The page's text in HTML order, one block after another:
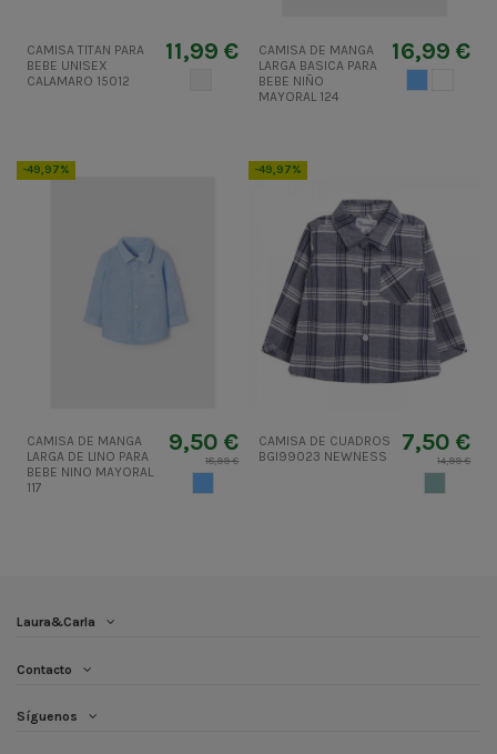
CAMISA TITAN PARA
BEBE UNISEX
CALAMARO 15012
11,99 €
CAMISA DE MANGA
LARGA BASICA PARA
BEBE NIÑO
MAYORAL 124
16,99 €
-49,97%
CAMISA DE MANGA
LARGA DE LINO PARA
BEBE NINO MAYORAL
117
9,50 €
18,99 €
-49,97%
CAMISA DE CUADROS
BGI99023 NEWNESS
7,50 €
14,99 €
Laura&Carla
Contacto
Síguenos